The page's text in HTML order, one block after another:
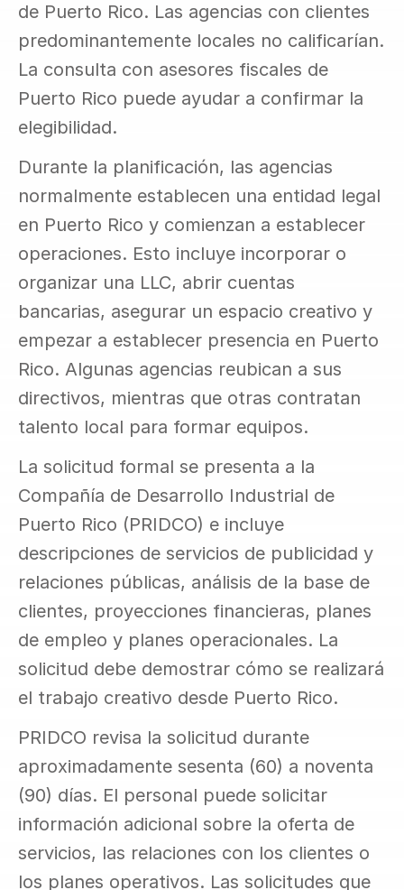
de Puerto Rico. Las agencias con clientes
predominantemente locales no calificarían.
La consulta con asesores fiscales de
Puerto Rico puede ayudar a confirmar la
elegibilidad.
Durante la planificación, las agencias
normalmente establecen una entidad legal
en Puerto Rico y comienzan a establecer
operaciones. Esto incluye incorporar o
organizar una LLC, abrir cuentas
bancarias, asegurar un espacio creativo y
empezar a establecer presencia en Puerto
Rico. Algunas agencias reubican a sus
directivos, mientras que otras contratan
talento local para formar equipos.
La solicitud formal se presenta a la
Compañía de Desarrollo Industrial de
Puerto Rico (PRIDCO) e incluye
descripciones de servicios de publicidad y
relaciones públicas, análisis de la base de
clientes, proyecciones financieras, planes
de empleo y planes operacionales. La
solicitud debe demostrar cómo se realizará
el trabajo creativo desde Puerto Rico.
PRIDCO revisa la solicitud durante
aproximadamente sesenta (60) a noventa
(90) días. El personal puede solicitar
información adicional sobre la oferta de
servicios, las relaciones con los clientes o
los planes operativos. Las solicitudes que